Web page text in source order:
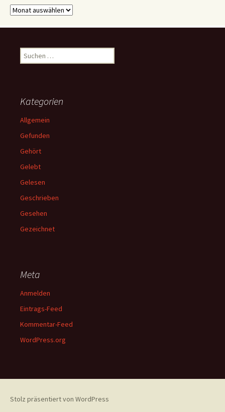
Archive
Suchen
nach:
Kategorien
Allgemein
Gefunden
Gehört
Gelebt
Gelesen
Geschrieben
Gesehen
Gezeichnet
Meta
Anmelden
Eintrags-Feed
Kommentar-Feed
WordPress.org
Stolz präsentiert von WordPress